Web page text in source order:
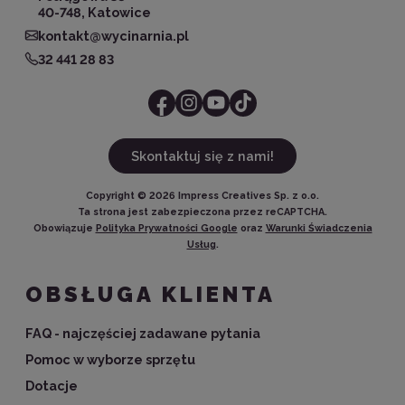
40-748, Katowice
kontakt@wycinarnia.pl
32 441 28 83
Skontaktuj się z nami!
Copyright © 2026 Impress Creatives Sp. z o.o.
Ta strona jest zabezpieczona przez reCAPTCHA.
Obowiązuje Polityka Prywatności Google oraz Warunki Świadczenia
Usług.
OBSŁUGA KLIENTA
FAQ - najczęściej zadawane pytania
Pomoc w wyborze sprzętu
Dotacje